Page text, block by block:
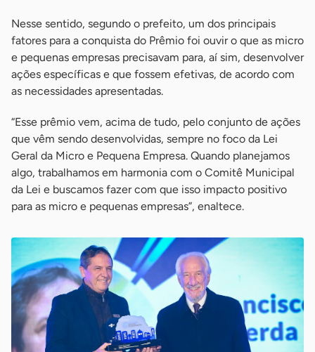
Nesse sentido, segundo o prefeito, um dos principais
fatores para a conquista do Prêmio foi ouvir o que as micro
e pequenas empresas precisavam para, aí sim, desenvolver
ações específicas e que fossem efetivas, de acordo com
as necessidades apresentadas.
“Esse prêmio vem, acima de tudo, pelo conjunto de ações
que vêm sendo desenvolvidas, sempre no foco da Lei
Geral da Micro e Pequena Empresa. Quando planejamos
algo, trabalhamos em harmonia com o Comitê Municipal
da Lei e buscamos fazer com que isso impacto positivo
para as micro e pequenas empresas”, enaltece.